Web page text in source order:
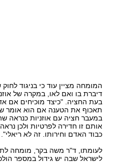
המומחה מציין עוד כי בניגוד
דיברת בו ואם לאו, במקרה של
בעת החציה. "כיצד מוכיחים אם
תאכוף את הטענה אם הוא אומר
במעבר חציה עם אוזניות כנראה
אותם זו חדירה לפרטיות ולכן
כבוד האדם וחירותו. זה לא ריאלי".
לעומתו, ד"ר משה בקר, מומחה